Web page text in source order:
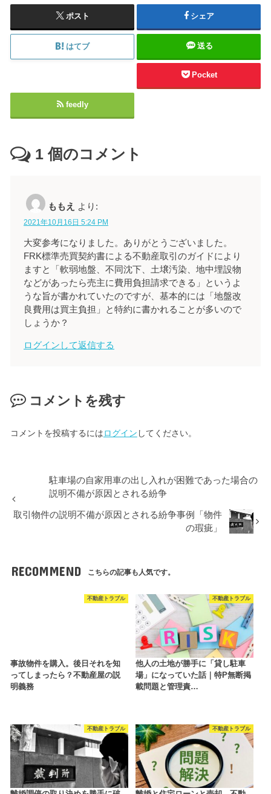
ポスト シェア
はてブ 送る
Pocket
feedly
1 個のコメント
ももえ より:
2021年10月16日 5:24 PM
大変参考になりました。ありがとうございました。
FRK標準売買契約書による不動産取引のガイドにより
ますと「軟弱地盤、不同沈下、土壌汚染、地中埋設物
などがあったら売主に費用負担請求できる」というよ
うな旨が書かれていたのですが、基本的には「地盤改
良費用は買主負担」と特約に書かれることが多いので
しょうか？
ログインして返信する
コメントを残す
コメントを投稿するにはログイン してください。
駐車場の自家用車の出し入れが困難であった場合の
説明不備が原因とされる紛争
取引物件の説明不備が原因とされる紛争事例「物件
の瑕疵」
RECOMMEND こちらの記事も人気です。
不動産トラブル
事故物件を購入。後日それを知
ってしまったら？不動産屋の説
明義務
不動産トラブル
他人の土地が勝手に「貸し駐車
場」になっていた話｜特P無断掲
載問題と管理責…
不動産トラブル 不動産トラブル